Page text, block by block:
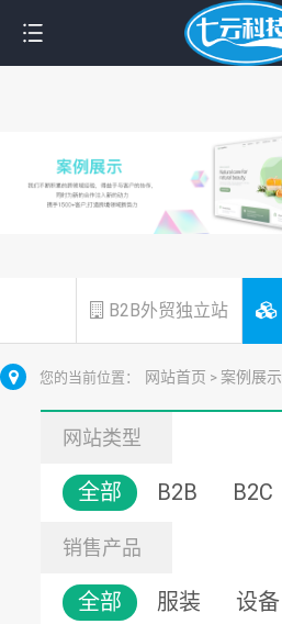
B2B外贸独立站
您的当前位置： 网站首页 > 案例展示
网站类型
全部 B2B B2C
销售产品
全部 服装 设备